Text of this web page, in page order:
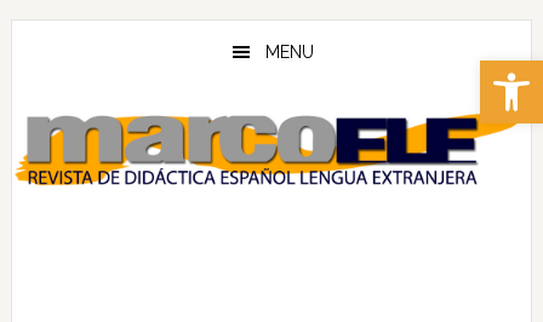
Abrir
Skip
content
Skip
MENU